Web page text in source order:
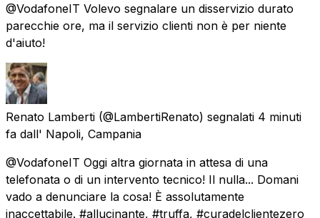
@VodafoneIT Volevo segnalare un disservizio durato
parecchie ore, ma il servizio clienti non è per niente
d'aiuto!
Renato Lamberti (@LambertiRenato) segnalati 4 minuti
fa dall' Napoli, Campania
@VodafoneIT Oggi altra giornata in attesa di una
telefonata o di un intervento tecnico! Il nulla... Domani
vado a denunciare la cosa! È assolutamente
inaccettabile. #allucinante, #truffa, #curadelclientezero